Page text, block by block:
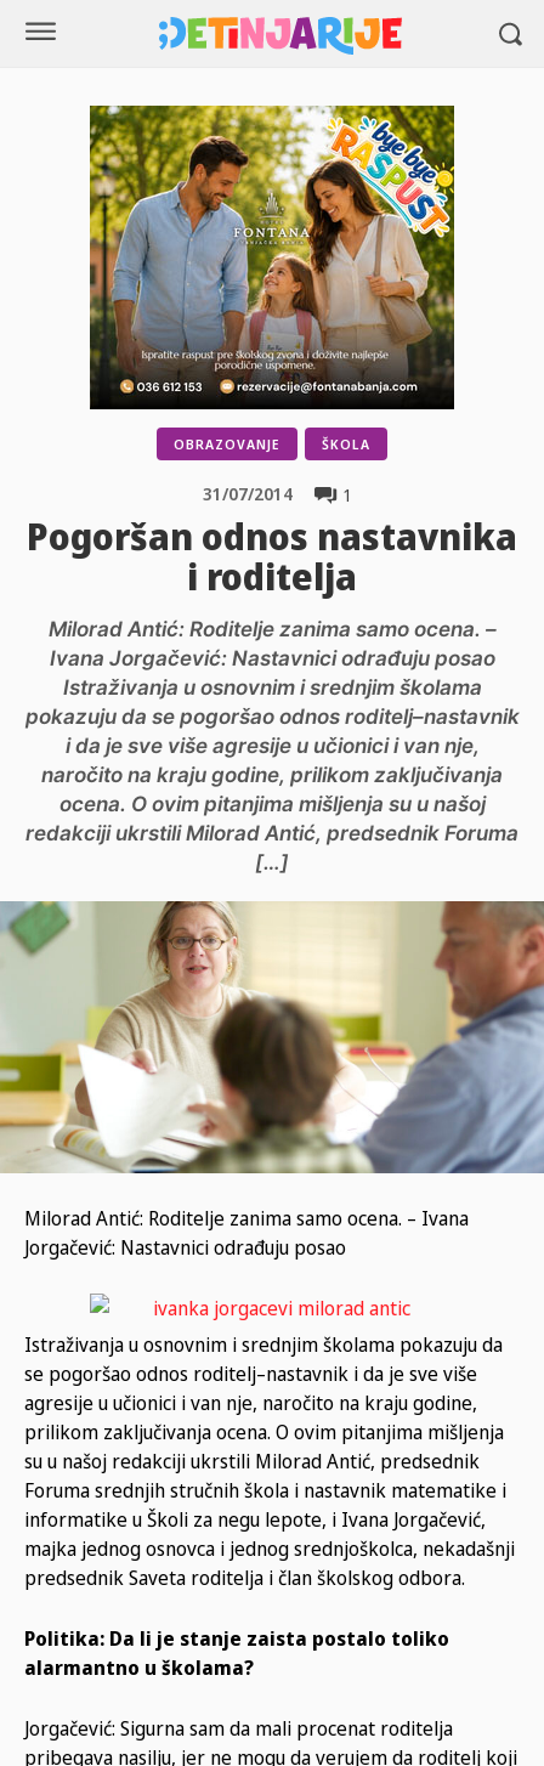
OBRAZOVANJE ŠKOLA
1
31/07/2014
Pogoršan odnos nastavnika
i roditelja
Milorad Antić: Roditelje zanima samo ocena. –
Ivana Jorgačević: Nastavnici odrađuju posao
Istraživanja u osnovnim i srednjim školama
pokazuju da se pogoršao odnos roditelj–nastavnik
i da je sve više agresije u učionici i van nje,
naročito na kraju godine, prilikom zaključivanja
ocena. O ovim pitanjima mišljenja su u našoj
redakciji ukrstili Milorad Antić, predsednik Foruma
[…]
Milorad Antić: Roditelje zanima samo ocena. – Ivana
Jorgačević: Nastavnici odrađuju posao
Istraživanja u osnovnim i srednjim školama pokazuju da
se pogoršao odnos roditelj–nastavnik i da je sve više
agresije u učionici i van nje, naročito na kraju godine,
prilikom zaključivanja ocena. O ovim pitanjima mišljenja
su u našoj redakciji ukrstili Milorad Antić, predsednik
Foruma srednjih stručnih škola i nastavnik matematike i
informatike u Školi za negu lepote, i Ivana Jorgačević,
majka jednog osnovca i jednog srednjoškolca, nekadašnji
predsednik Saveta roditelja i član školskog odbora.
Politika: Da li je stanje zaista postalo toliko
alarmantno u školama?
Jorgačević: Sigurna sam da mali procenat roditelja
pribegava nasilju, jer ne mogu da verujem da roditelj koji